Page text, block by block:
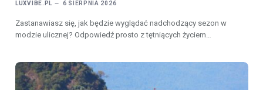
LUXVIBE.PL 6 SIERPNIA 2026
Zastanawiasz się, jak będzie wyglądać nadchodzący sezon w
modzie ulicznej? Odpowiedź prosto z tętniących życiem…